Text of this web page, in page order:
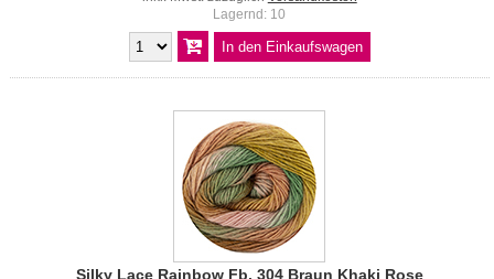
Lagernd: 10
Silky Lace Rainbow Fb. 304 Braun Khaki Rose